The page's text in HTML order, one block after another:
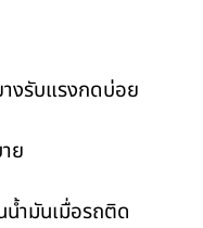
างรับแรงกดบ่อย
ย
น้ำมันเมื่อรถติด